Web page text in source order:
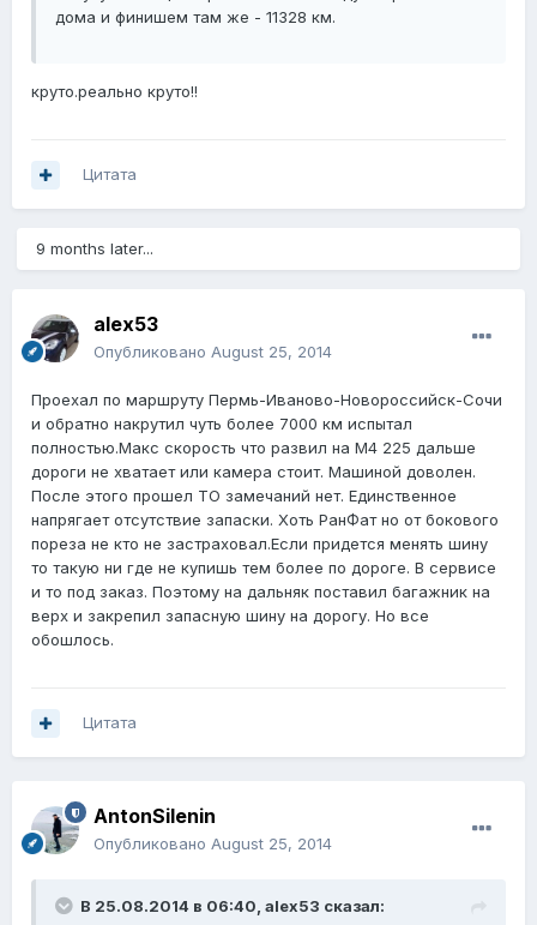
дома и финишем там же - 11328 км.
круто.реально круто!!
Цитата
9 months later...
alex53
Опубликовано August 25, 2014
Проехал по маршруту Пермь-Иваново-Новороссийск-Сочи
и обратно накрутил чуть более 7000 км испытал
полностью.Макс скорость что развил на М4 225 дальше
дороги не хватает или камера стоит. Машиной доволен.
После этого прошел ТО замечаний нет. Единственное
напрягает отсутствие запаски. Хоть РанФат но от бокового
пореза не кто не застраховал.Если придется менять шину
то такую ни где не купишь тем более по дороге. В сервисе
и то под заказ. Поэтому на дальняк поставил багажник на
верх и закрепил запасную шину на дорогу. Но все
обошлось.
Цитата
AntonSilenin
Опубликовано August 25, 2014
В 25.08.2014 в 06:40, alex53 сказал: